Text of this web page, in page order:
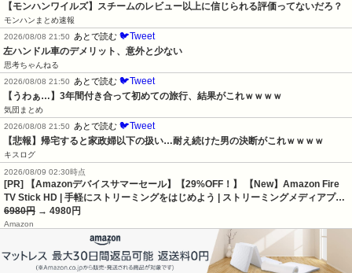
【モンハンワイルズ】スチームのレビュー以上に信じられる評価ってないだろ？
モンハンまとめ速報
2026/08/08 21:50
あとで読む 🐦Tweet
左ハンドル車のデメリット、意外と少ない
思考ちゃんねる
2026/08/08 21:50
あとで読む 🐦Tweet
【うわぁ…】3年間付き合って初めての旅行、結果がこれｗｗｗｗ
気団まとめ
2026/08/08 21:50
あとで読む 🐦Tweet
【悲報】帰宅すると家政婦以下の扱い…耐え続けた男の決断がこれｗｗｗｗ
キスログ
2026/08/09 02:30時点
[PR] 【Amazonデバイスサマーセール】【29%OFF！】 【New】Amazon Fire
TV Stick HD | 手軽にストリーミングをはじめよう | ストリーミングメディアプ…
6980円 → 4980円
Amazon